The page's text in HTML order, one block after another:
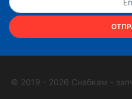
© 2019 - 2026 Снабкам -